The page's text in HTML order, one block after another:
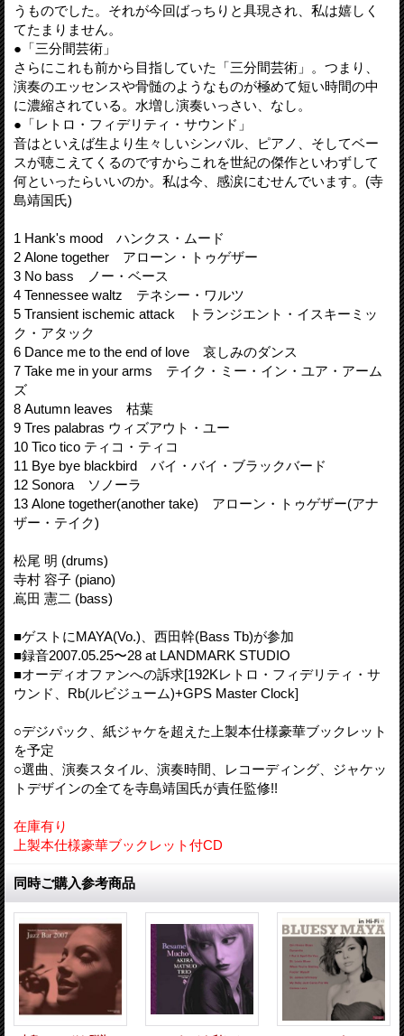
うものでした。それが今回ばっちりと具現され、私は嬉しく
てたまりません。
●「三分間芸術」
さらにこれも前から目指していた「三分間芸術」。つまり、
演奏のエッセンスや骨髄のようなものが極めて短い時間の中
に濃縮されている。水増し演奏いっさい、なし。
●「レトロ・フィデリティ・サウンド」
音はといえば生より生々しいシンバル、ピアノ、そしてベー
スが聴こえてくるのですからこれを世紀の傑作といわずして
何といったらいいのか。私は今、感涙にむせんでいます。(寺
島靖国氏)
1 Hank's mood ハンクス・ムード
2 Alone together アローン・トゥゲザー
3 No bass ノー・ベース
4 Tennessee waltz テネシー・ワルツ
5 Transient ischemic attack トランジエント・イスキーミッ
ク・アタック
6 Dance me to the end of love 哀しみのダンス
7 Take me in your arms テイク・ミー・イン・ユア・アーム
ズ
8 Autumn leaves 枯葉
9 Tres palabras ウィズアウト・ユー
10 Tico tico ティコ・ティコ
11 Bye bye blackbird バイ・バイ・ブラックバード
12 Sonora ソノーラ
13 Alone together(another take) アローン・トゥゲザー(アナ
ザー・テイク)
松尾 明 (drums)
寺村 容子 (piano)
嶌田 憲二 (bass)
■ゲストにMAYA(Vo.)、西田幹(Bass Tb)が参加
■録音2007.05.25〜28 at LANDMARK STUDIO
■オーディオファンへの訴求[192Kレトロ・フィデリティ・サ
ウンド、Rb(ルビジューム)+GPS Master Clock]
○デジパック、紙ジャケを超えた上製本仕様豪華ブックレット
を予定
○選曲、演奏スタイル、演奏時間、レコーディング、ジャケッ
トデザインの全てを寺島靖国氏が責任監修!!
在庫有り
上製本仕様豪華ブックレット付CD
同時ご購入参考商品